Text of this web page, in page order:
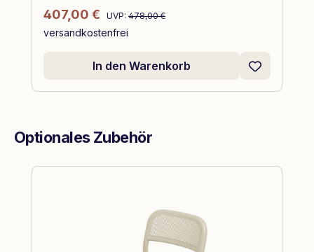
Verkaufspreis:
407,00 € Regulärer Preis:
UVP: 478,00 €
versandkostenfrei
In den Warenkorb
Optionales Zubehör
Produktgalerie überspringen